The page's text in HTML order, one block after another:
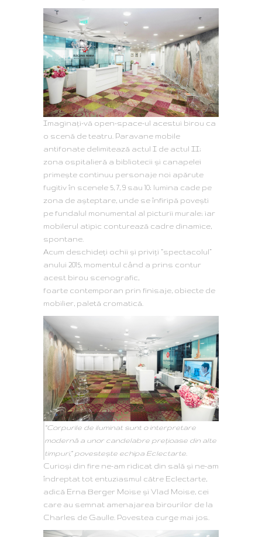
Imaginați-vă open-space-ul acestui birou ca
o scenă de teatru. Paravane mobile
antifonate delimitează actul I de actul II;
zona ospitalieră a bibliotecii și canapelei
primește continuu personaje noi apărute
fugitiv în scenele 5, 7, 9 sau 10; lumina cade pe
zona de așteptare, unde se înfiripă povești
pe fundalul monumental al picturii murale; iar
mobilerul atipic conturează cadre dinamice,
spontane.
Acum deschideți ochii și priviți “spectacolul”
anului 2015, momentul când a prins contur
acest birou scenografic,
foarte contemporan prin finisaje, obiecte de
mobilier, paletă cromatică.
“Corpurile de iluminat sunt o interpretare
modernă a unor candelabre prețioase din alte
timpuri,” povestește echipa Eclectarte.
Curioși din fire ne-am ridicat din sală și ne-am
îndreptat tot entuziasmul către Eclectarte,
adică Erna Berger Moise și Vlad Moise, cei
care au semnat amenajarea birourilor de la
Charles de Gaulle. Povestea curge mai jos.